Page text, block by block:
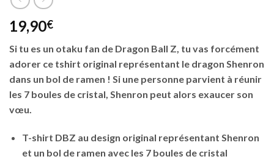
19,90€
Si tu es un otaku fan de Dragon Ball Z, tu vas forcément
adorer ce tshirt original représentant le dragon Shenron
dans un bol de ramen ! Si une personne parvient à réunir
les 7 boules de cristal, Shenron peut alors exaucer son
vœu.
T-shirt DBZ au design original représentant Shenron
et un bol de ramen avec les 7 boules de cristal